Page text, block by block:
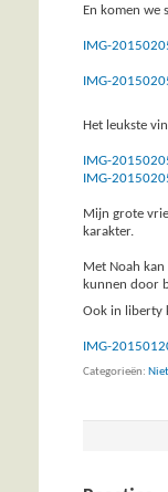
En komen we
IMG-
IMG-
Het leukste
IMG-
IMG-
Mijn grote
karakter.
Met Noah
kunnen door
Ook in liberty
IMG-
Categorieën